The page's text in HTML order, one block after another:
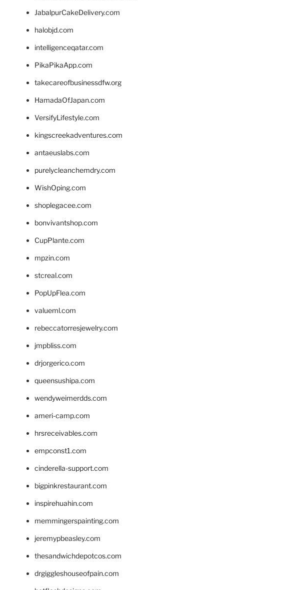
JabalpurCakeDelivery.com
halobjd.com
intelligenceqatar.com
PikaPikaApp.com
takecareofbusinessdfw.org
HamadaOfJapan.com
VersifyLifestyle.com
kingscreekadventures.com
antaeuslabs.com
purelycleanchemdry.com
WishOping.com
shoplegacee.com
bonvivantshop.com
CupPlante.com
mpzin.com
stcreal.com
PopUpFlea.com
valueml.com
rebeccatorresjewelry.com
jmpbliss.com
drjorgerico.com
queensushipa.com
wendyweimerdds.com
ameri-camp.com
hrsreceivables.com
empconst1.com
cinderella-support.com
bigpinkrestaurant.com
inspirehuahin.com
memmingerspainting.com
jeremypbeasley.com
thesandwichdepotcos.com
drgiggleshouseofpain.com